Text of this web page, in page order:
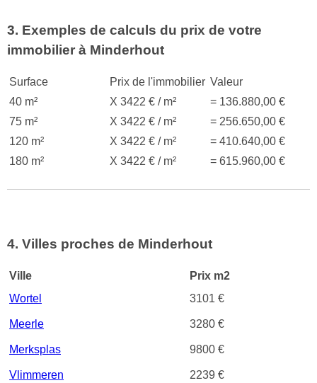
3. Exemples de calculs du prix de votre
immobilier à Minderhout
Surface Prix de l'immobilier Valeur
40 m²
X 3422 € / m²
= 136.880,00 €
75 m²
X 3422 € / m²
= 256.650,00 €
120 m²
X 3422 € / m²
= 410.640,00 €
180 m²
X 3422 € / m² = 615.960,00 €
4. Villes proches de Minderhout
Ville
Prix m2
Wortel
3101 €
Meerle 3280 €
Merksplas 9800 €
Vlimmeren 2239 €